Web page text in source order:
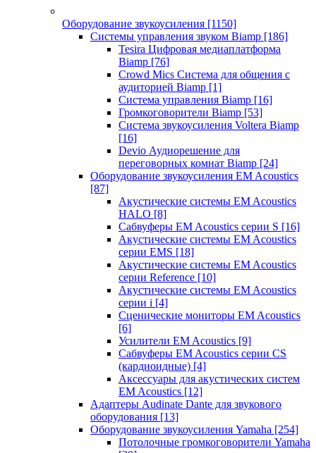
Оборудование звукоусиления [1150]
Системы управления звуком Biamp [186]
Tesira Цифровая медиаплатформа
Biamp [76]
Crowd Mics Система для общения с
аудиторией Biamp [1]
Система управления Biamp [16]
Громкоговорители Biamp [53]
Система звукоусиления Voltera Biamp
[16]
Devio Аудиорешение для
переговорных комнат Biamp [24]
Оборудование звукоусиления EM Acoustics
[87]
Акустические системы EM Acoustics
HALO [8]
Сабвуферы EM Acoustics серии S [16]
Акустические системы EM Acoustics
серии EMS [18]
Акустические системы EM Acoustics
серии Reference [10]
Акустические системы EM Acoustics
серии i [4]
Сценические мониторы EM Acoustics
[6]
Усилители EM Acoustics [9]
Сабвуферы EM Acoustics серии CS
(кардиоидные) [4]
Аксессуары для акустических систем
EM Acoustics [12]
Адаптеры Audinate Dante для звукового
оборудования [13]
Оборудование звукоусиления Yamaha [254]
Потолочные громкоговорители Yamaha